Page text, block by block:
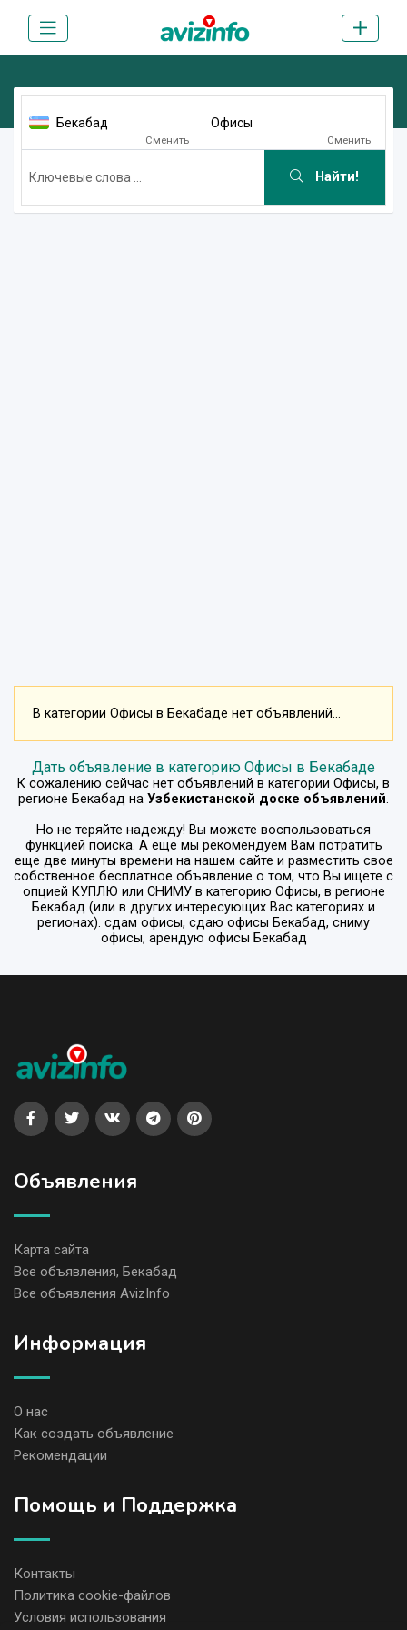
Бекабад
Сменить
Офисы
Сменить
Найти!
В категории Офисы в Бекабаде нет объявлений...
Дать объявление в категорию Офисы в Бекабаде
К сожалению сейчас нет объявлений в категории Офисы, в
регионе Бекабад на Узбекистанской доске объявлений.
Но не теряйте надежду! Вы можете воспользоваться
функцией поиска. А еще мы рекомендуем Вам потратить
еще две минуты времени на нашем сайте и разместить свое
собственное бесплатное объявление о том, что Вы ищете с
опцией КУПЛЮ или СНИМУв категорию Офисы, в регионе
Бекабад (или в других интересующих Вас категориях и
регионах). сдам офисы, сдаю офисы Бекабад, сниму
офисы, арендую офисы Бекабад
Объявления
Карта сайта
Все объявления, Бекабад
Все объявления AvizInfo
Информация
О нас
Как создать объявление
Рекомендации
Помощь и Поддержка
Контакты
Политика cookie-файлов
Условия использования